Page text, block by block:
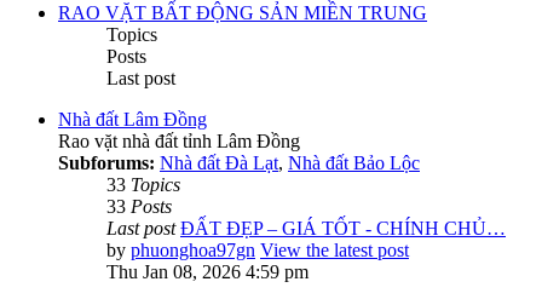
RAO VẶT BẤT ĐỘNG SẢN MIỀN TRUNG
Topics
Posts
Last post
Nhà đất Lâm Đồng
Rao vặt nhà đất tỉnh Lâm Đồng
Subforums: Nhà đất Đà Lạt, Nhà đất Bảo Lộc
33 Topics
33 Posts
Last post ĐẤT ĐẸP – GIÁ TỐT - CHÍNH CHỦ…
by phuonghoa97gn View the latest post
Thu Jan 08, 2026 4:59 pm